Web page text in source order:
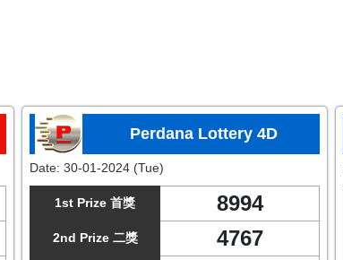
Perdana Lottery 4D
Date: 30-01-2024 (Tue)
1st Prize 首獎 8994
2nd Prize 二獎 4767